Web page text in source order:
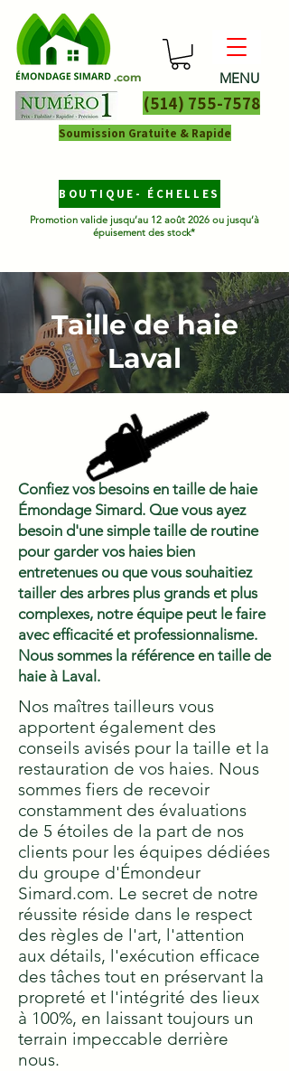
MENU
.com
(514) 755-7578
Soumission Gratuite & Rapide
BOUTIQUE- ÉCHELLES
Promotion valide jusqu’au 12 août 2026 ou jusqu’à
épuisement des stock*
Taille de haie
Laval
Confiez vos besoins en taille de haie
Émondage Simard. Que vous ayez
besoin d'une simple taille de routine
pour garder vos haies bien
entretenues ou que vous souhaitiez
tailler des arbres plus grands et plus
complexes, notre équipe peut le faire
avec efficacité et professionnalisme.
Nous sommes la référence en taille de
haie à Laval.
Nos maîtres tailleurs vous
apportent également des
conseils avisés pour la taille et la
restauration de vos haies. Nous
sommes fiers de recevoir
constamment des évaluations
de 5 étoiles de la part de nos
clients pour les équipes dédiées
du groupe d'Émondeur
Simard.com. Le secret de notre
réussite réside dans le respect
des règles de l'art, l'attention
aux détails, l'exécution efficace
des tâches tout en préservant la
propreté et l'intégrité des lieux
à 100%, en laissant toujours un
terrain impeccable derrière
nous.